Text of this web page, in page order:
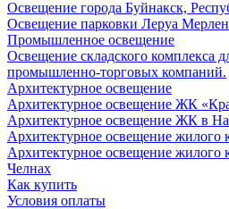
Освещение города Буйнакск,
Освещение парковки Леруа Мерлен
Промышленное освещение
Освещение складского комплекса
промышленно-торговых компаний.
Архитектурное освещение
Архитектурное освещение ЖК
Архитектурное освещение ЖК в
Архитектурное освещение жилого
Архитектурное освещение жилого
Челнах
Как купить
Условия оплаты